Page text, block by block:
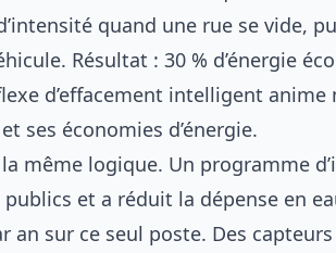
quand une rue se vide,
Résultat : 30 % d’énergie
d’effacement intelligent anime
ses économies d’énergie.
la même logique. Un programme
publics et a réduit la dépense en
an sur ce seul poste. Des